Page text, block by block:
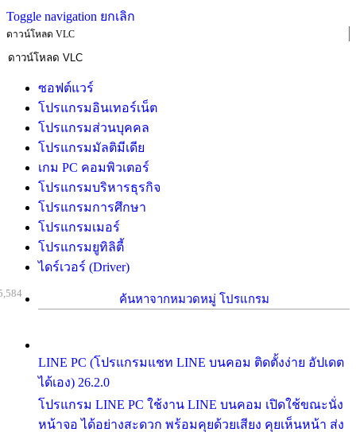
Toggle navigation ยกเลิก
ดาวน์โหลด VLC
ซอฟต์แวร์
โปรแกรมอินเทอร์เน็ต
โปรแกรมส่วนบุคคล
โปรแกรมมัลติมีเดีย
เกม PC คอมพิวเตอร์
โปรแกรมบริหารธุรกิจ
โปรแกรมการศึกษา
โปรแกรมเมอร์
โปรแกรมยูทิลิตี้
ไดร์เวอร์ (Driver)
ค้นหาจากหมวดหมู่ โปรแกรม
LINE PC (โปรแกรมแชท LINE บนคอม ติดตั้งง่าย อัปเดต
ได้เอง) 26.2.0
โปรแกรม LINE PC ใช้งาน LINE บนคอม เปิดใช้ขณะนั่ง
หน้าจอ ได้อย่างสะดวก พร้อมคุยด้วยเสียง คุยเห็นหน้า ส่ง